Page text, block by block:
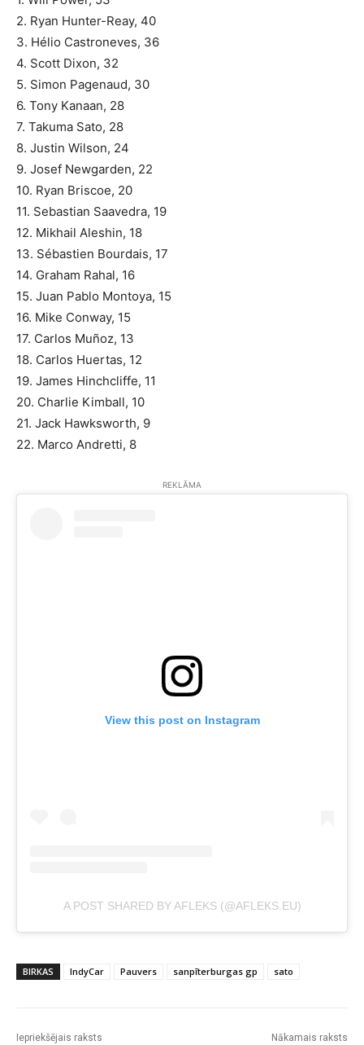
2. Ryan Hunter-Reay, 40
3. Hélio Castroneves, 36
4. Scott Dixon, 32
5. Simon Pagenaud, 30
6. Tony Kanaan, 28
7. Takuma Sato, 28
8. Justin Wilson, 24
9. Josef Newgarden, 22
10. Ryan Briscoe, 20
11. Sebastian Saavedra, 19
12. Mikhail Aleshin, 18
13. Sébastien Bourdais, 17
14. Graham Rahal, 16
15. Juan Pablo Montoya, 15
16. Mike Conway, 15
17. Carlos Muñoz, 13
18. Carlos Huertas, 12
19. James Hinchcliffe, 11
20. Charlie Kimball, 10
21. Jack Hawksworth, 9
22. Marco Andretti, 8
REKLĀMA
View this post on Instagram
A POST SHARED BY AFLEKS (@AFLEKS.EU)
BIRKAS IndyCar Pauvers sanpīterburgas gp sato
Iepriekšējais raksts Nākamais raksts